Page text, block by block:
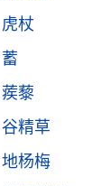
虎杖
蓄
蒺藜
谷精草
地杨梅